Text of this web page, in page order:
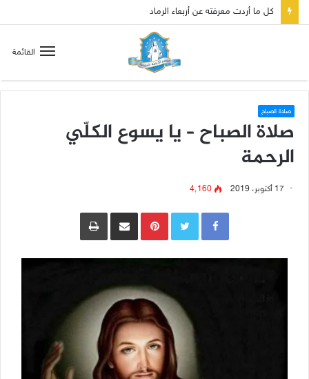
القائمة
صلاة الصباح
صلاة الصباح – يا يسوع الكلّي
الرحمة
17 أكتوبر، 2019 4٬160
Pinterestمشاركة عبر البريد طباعة